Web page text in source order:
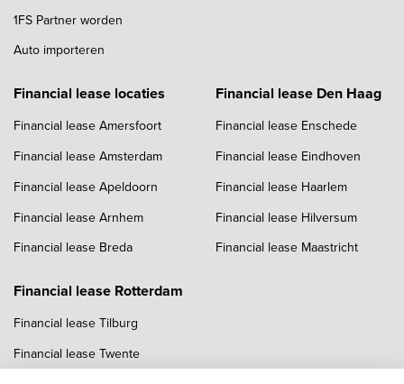
1FS Partner worden
Auto importeren
Financial lease locaties
Financial lease Amersfoort
Financial lease Amsterdam
Financial lease Apeldoorn
Financial lease Arnhem
Financial lease Breda
Financial lease Den Haag
Financial lease Enschede
Financial lease Eindhoven
Financial lease Haarlem
Financial lease Hilversum
Financial lease Maastricht
Financial lease Rotterdam
Financial lease Tilburg
Financial lease Twente